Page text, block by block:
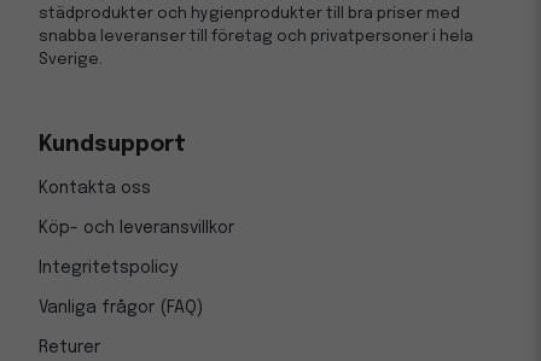
städprodukter och hygienprodukter till bra priser med
snabba leveranser till företag och privatpersoner i hela
Sverige.
Kundsupport
Kontakta oss
Köp- och leveransvillkor
Integritetspolicy
Vanliga frågor (FAQ)
Returer